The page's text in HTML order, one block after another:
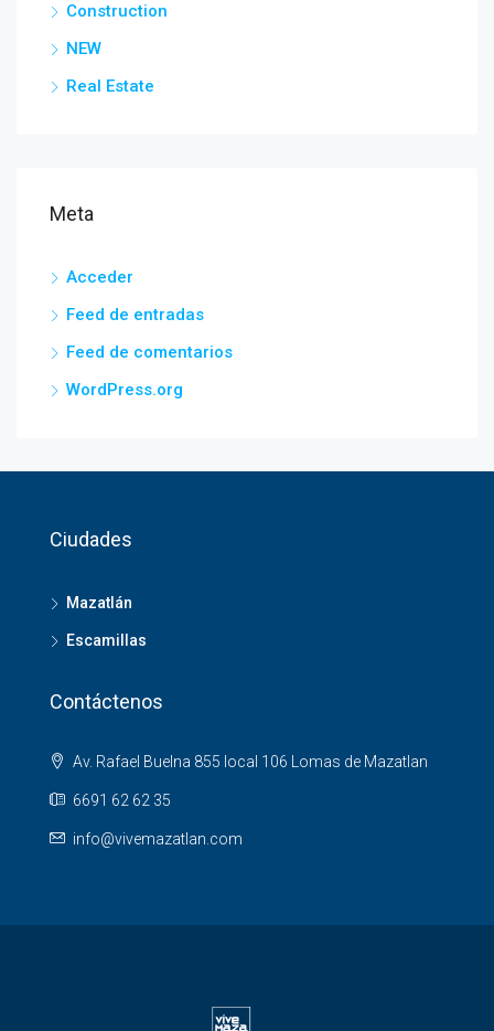
Construction
NEW
Real Estate
Meta
Acceder
Feed de entradas
Feed de comentarios
WordPress.org
Ciudades
Mazatlán
Escamillas
Contáctenos
Av. Rafael Buelna 855 local 106 Lomas de Mazatlan
6691 62 62 35
info@vivemazatlan.com